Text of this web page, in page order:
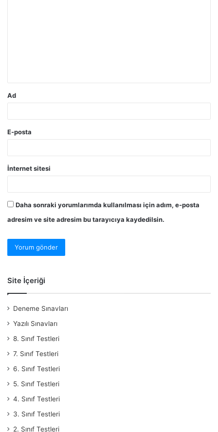
Ad
E-posta
İnternet sitesi
Daha sonraki yorumlarımda kullanılması için adım, e-posta
adresim ve site adresim bu tarayıcıya kaydedilsin.
Site İçeriği
Deneme Sınavları
Yazılı Sınavları
8. Sınıf Testleri
7. Sınıf Testleri
6. Sınıf Testleri
5. Sınıf Testleri
4. Sınıf Testleri
3. Sınıf Testleri
2. Sınıf Testleri